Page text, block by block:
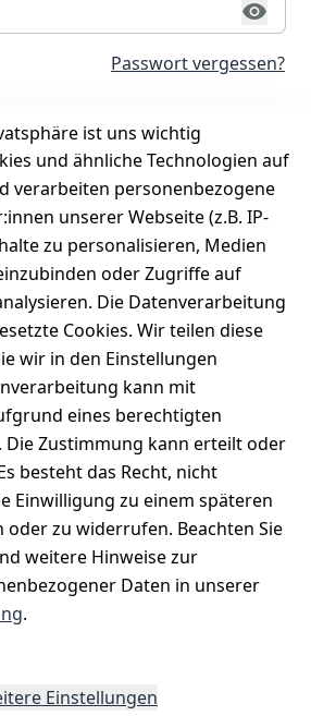
Passwort vergessen?
und fortfahren
noch kein Konto?
nach Ihrer Bestellung ein
Konto erstellen!
ist uns wichtig
und ähnliche Technologien auf
verarbeiten personenbezogene
unserer Webseite (z.B. IP-
zu personalisieren, Medien
oder Zugriffe auf
Die Datenverarbeitung
Cookies. Wir teilen diese
wir in den Einstellungen
kann mit
eines berechtigten
Zustimmung kann erteilt oder
besteht das Recht, nicht
Einwilligung zu einem späteren
zu widerrufen. Beachten Sie
weitere Hinweise zur
Daten in unserer
.
Einstellungen
Zahlungsm
öglichkeite
n
Vorkasse
PayPal
Versanddie
nstleister
Post